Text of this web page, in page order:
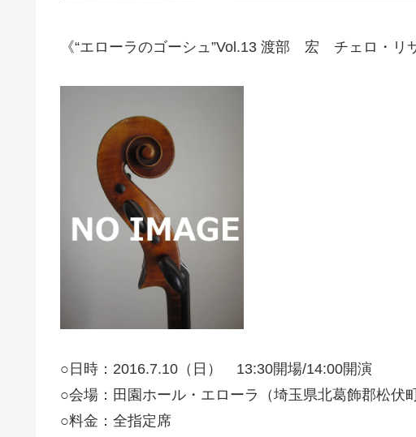
《“エローラのゴーシュ”Vol.13 渡部 宏 チェロ・リ
○日時：2016.7.10（日） 13:30開場/14:00開演
○会場：田園ホール・エローラ（埼玉県北葛飾郡松伏
○料金：全指定席